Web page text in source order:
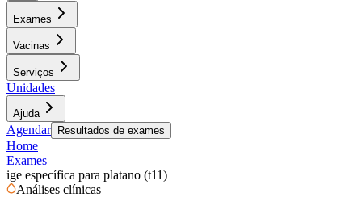
Exames
Vacinas
Serviços
Unidades
Ajuda
Agendar Resultados de exames
Home
Exames
ige específica para platano (t11)
Análises clínicas